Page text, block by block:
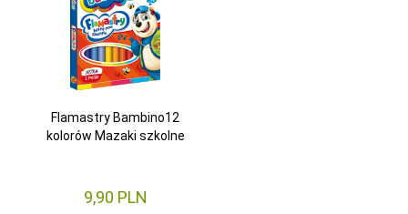
Flamastry Bambino12
kolorów Mazaki szkolne
9,90 PLN